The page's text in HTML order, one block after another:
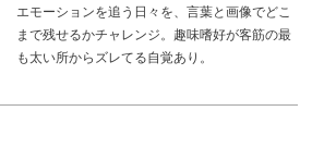
エモーションを追う日々を、言葉と画像でどこ
まで残せるかチャレンジ。趣味嗜好が客筋の最
も太い所からズレてる自覚あり。